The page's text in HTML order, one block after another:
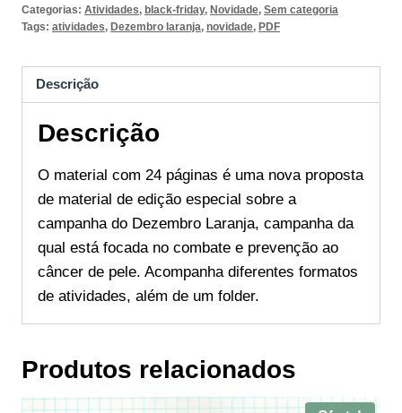
Categorias: Atividades, black-friday, Novidade, Sem categoria
Tags: atividades, Dezembro laranja, novidade, PDF
Descrição
Descrição
O material com 24 páginas é uma nova proposta
de material de edição especial sobre a
campanha do Dezembro Laranja, campanha da
qual está focada no combate e prevenção ao
câncer de pele. Acompanha diferentes formatos
de atividades, além de um folder.
Produtos relacionados